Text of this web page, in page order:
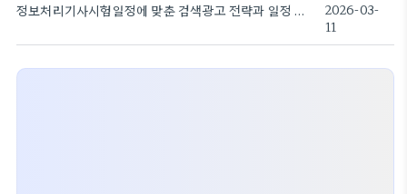
정보처리기사시험일정에 맞춘 검색광고 전략과 일정 파악
2026-03-
11